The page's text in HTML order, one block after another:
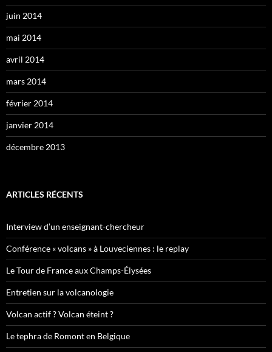
juin 2014
mai 2014
avril 2014
mars 2014
février 2014
janvier 2014
décembre 2013
ARTICLES RÉCENTS
Interview d’un enseignant-chercheur
Conférence « volcans » à Louveciennes : le replay
Le Tour de France aux Champs-Élysées
Entretien sur la volcanologie
Volcan actif ? Volcan éteint ?
Le tephra de Romont en Belgique